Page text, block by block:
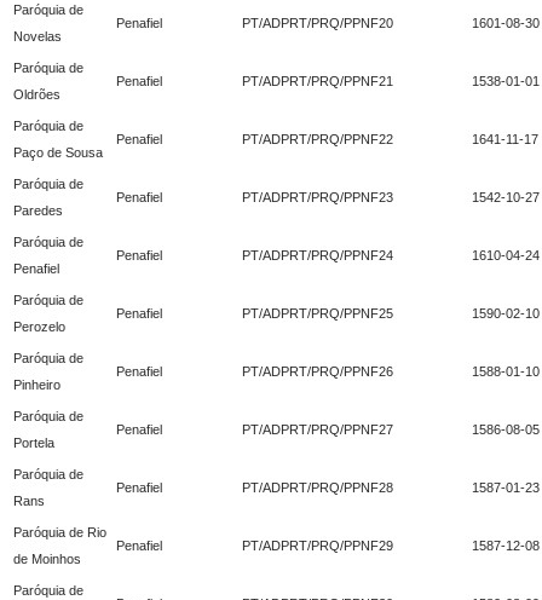
Paróquia de
Novelas
Penafiel PT/ADPRT/PRQ/PPNF20 1601-08-30
Paróquia de
Oldrões
Penafiel PT/ADPRT/PRQ/PPNF21 1538-01-01
Paróquia de
Paço de Sousa
Penafiel PT/ADPRT/PRQ/PPNF22 1641-11-17
Paróquia de
Paredes
Penafiel PT/ADPRT/PRQ/PPNF23 1542-10-27
Paróquia de
Penafiel
Penafiel PT/ADPRT/PRQ/PPNF24 1610-04-24
Paróquia de
Perozelo
Penafiel PT/ADPRT/PRQ/PPNF25 1590-02-10
Paróquia de
Pinheiro
Penafiel PT/ADPRT/PRQ/PPNF26 1588-01-10
Paróquia de
Portela
Penafiel PT/ADPRT/PRQ/PPNF27 1586-08-05
Paróquia de
Rans
Penafiel PT/ADPRT/PRQ/PPNF28 1587-01-23
Paróquia de Rio
de Moinhos
Penafiel PT/ADPRT/PRQ/PPNF29 1587-12-08
Paróquia de